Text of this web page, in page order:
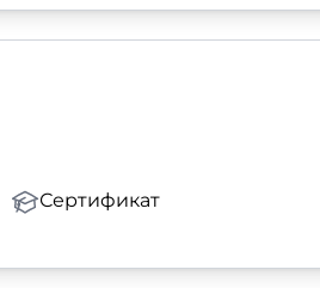
Сертификат